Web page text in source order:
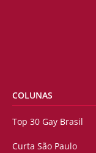
COLUNAS
Top 30 Gay Brasil
Curta São Paulo